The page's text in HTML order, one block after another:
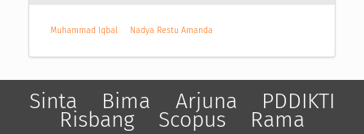
Muhammad Iqbal Nadya Restu Amanda
Sinta Bima Arjuna PDDIKTI
Risbang Scopus Rama